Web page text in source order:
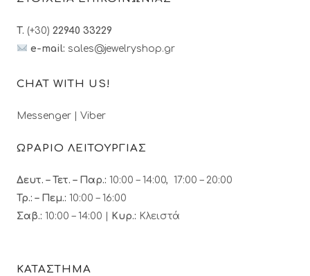
T. (+30) 22940 33229
e-mail: sales@jewelryshop.gr
CHAT WITH US!
Messenger Viber
ΩΡΑΡΙΟ ΛΕΙΤΟΥΡΓΙΑΣ
Δευτ. – Τετ. – Παρ.: 10:00 – 14:00, 17:00 – 20:00
Τρ.: – Πεμ.: 10:00 – 16:00
Σαβ.: 10:00 – 14:00 | Κυρ.: Κλειστά
ΚΑΤΑΣΤΗΜΑ